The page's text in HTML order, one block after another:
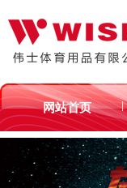
网站首页 |